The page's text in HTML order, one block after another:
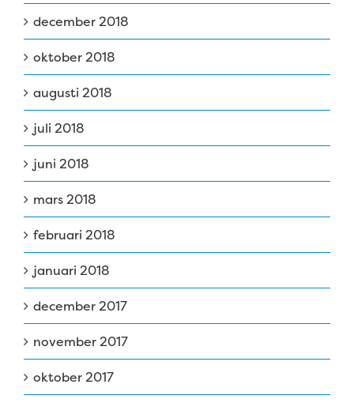
december 2018
oktober 2018
augusti 2018
juli 2018
juni 2018
mars 2018
februari 2018
januari 2018
december 2017
november 2017
oktober 2017